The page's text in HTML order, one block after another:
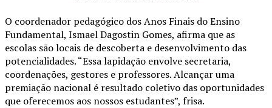
O coordenador pedagógico dos Anos Finais do Ensino
Fundamental, Ismael Dagostin Gomes, afirma que as
escolas são locais de descoberta e desenvolvimento das
potencialidades. “Essa lapidação envolve secretaria,
coordenações, gestores e professores. Alcançar uma
premiação nacional é resultado coletivo das oportunidades
que oferecemos aos nossos estudantes”, frisa.